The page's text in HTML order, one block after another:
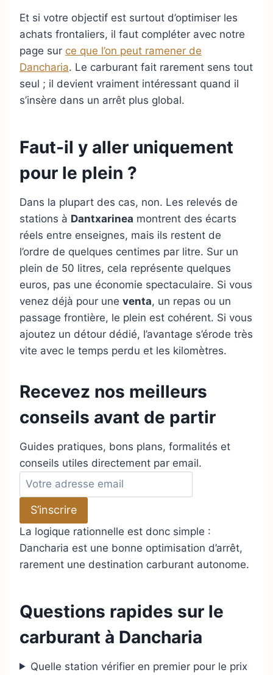
Et si votre objectif est surtout d’optimiser les
achats frontaliers, il faut compléter avec notre
page sur ce que l’on peut ramener de
Dancharia. Le carburant fait rarement sens tout
seul ; il devient vraiment intéressant quand il
s’insère dans un arrêt plus global.
Faut-il y aller uniquement
pour le plein ?
Dans la plupart des cas, non. Les relevés de
stations à Dantxarinea montrent des écarts
réels entre enseignes, mais ils restent de
l’ordre de quelques centimes par litre. Sur un
plein de 50 litres, cela représente quelques
euros, pas une économie spectaculaire. Si vous
venez déjà pour une venta, un repas ou un
passage frontière, le plein est cohérent. Si vous
ajoutez un détour dédié, l’avantage s’érode très
vite avec le temps perdu et les kilomètres.
Recevez nos meilleurs
conseils avant de partir
Guides pratiques, bons plans, formalités et
conseils utiles directement par email.
A
d
e
s
s
m
i
l
S’inscrire
La logique rationnelle est donc simple :
Dancharia est une bonne optimisation d’arrêt,
rarement une destination carburant autonome.
Questions rapides sur le
carburant à Dancharia
Quelle station vérifier en premier pour le prix